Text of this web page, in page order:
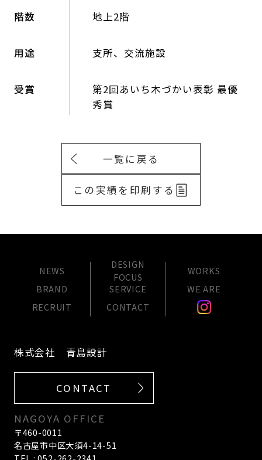
階数 地上2階
用途 支所、交流施設
受賞
第2回あいち木づかい表彰 最優
秀賞
一覧に戻る
この実績を印刷する
NEWS
DESIGN
FOCUS
WORKS
BRAND
SERVICE
WE ARE
RECRUIT
CONTACT
株式会社 青島設計
CONTACT
NAGOYA OFFICE
〒460-0011
名古屋市中区大須4-14-51